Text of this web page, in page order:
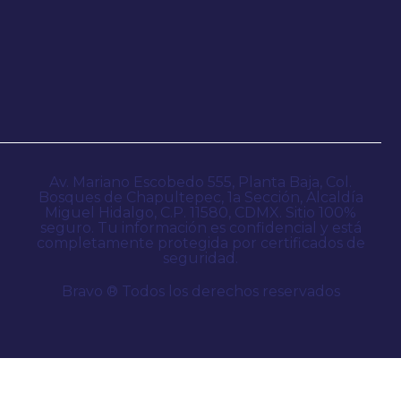
Av. Mariano Escobedo 555, Planta Baja, Col.
Bosques de Chapultepec, 1a Sección, Alcaldía
Miguel Hidalgo, C.P. 11580, CDMX. Sitio 100%
seguro. Tu información es confidencial y está
completamente protegida por certificados de
seguridad.
Bravo ® Todos los derechos reservados